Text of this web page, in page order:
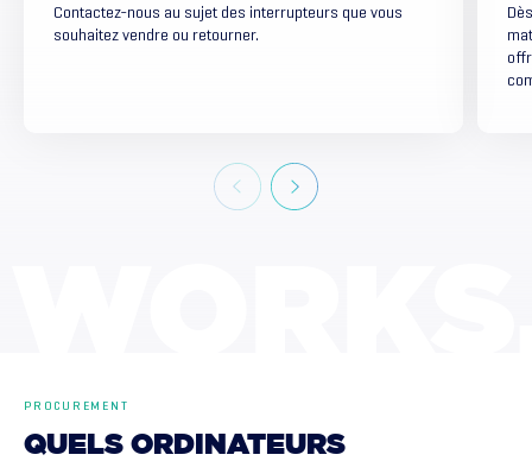
Contactez-nous au sujet des interrupteurs que vous
souhaitez vendre ou retourner.
PROCUREMENT
QUELS ORDINATEURS